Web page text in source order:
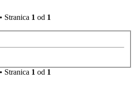
Stranica 1 od 1
Stranica 1 od 1